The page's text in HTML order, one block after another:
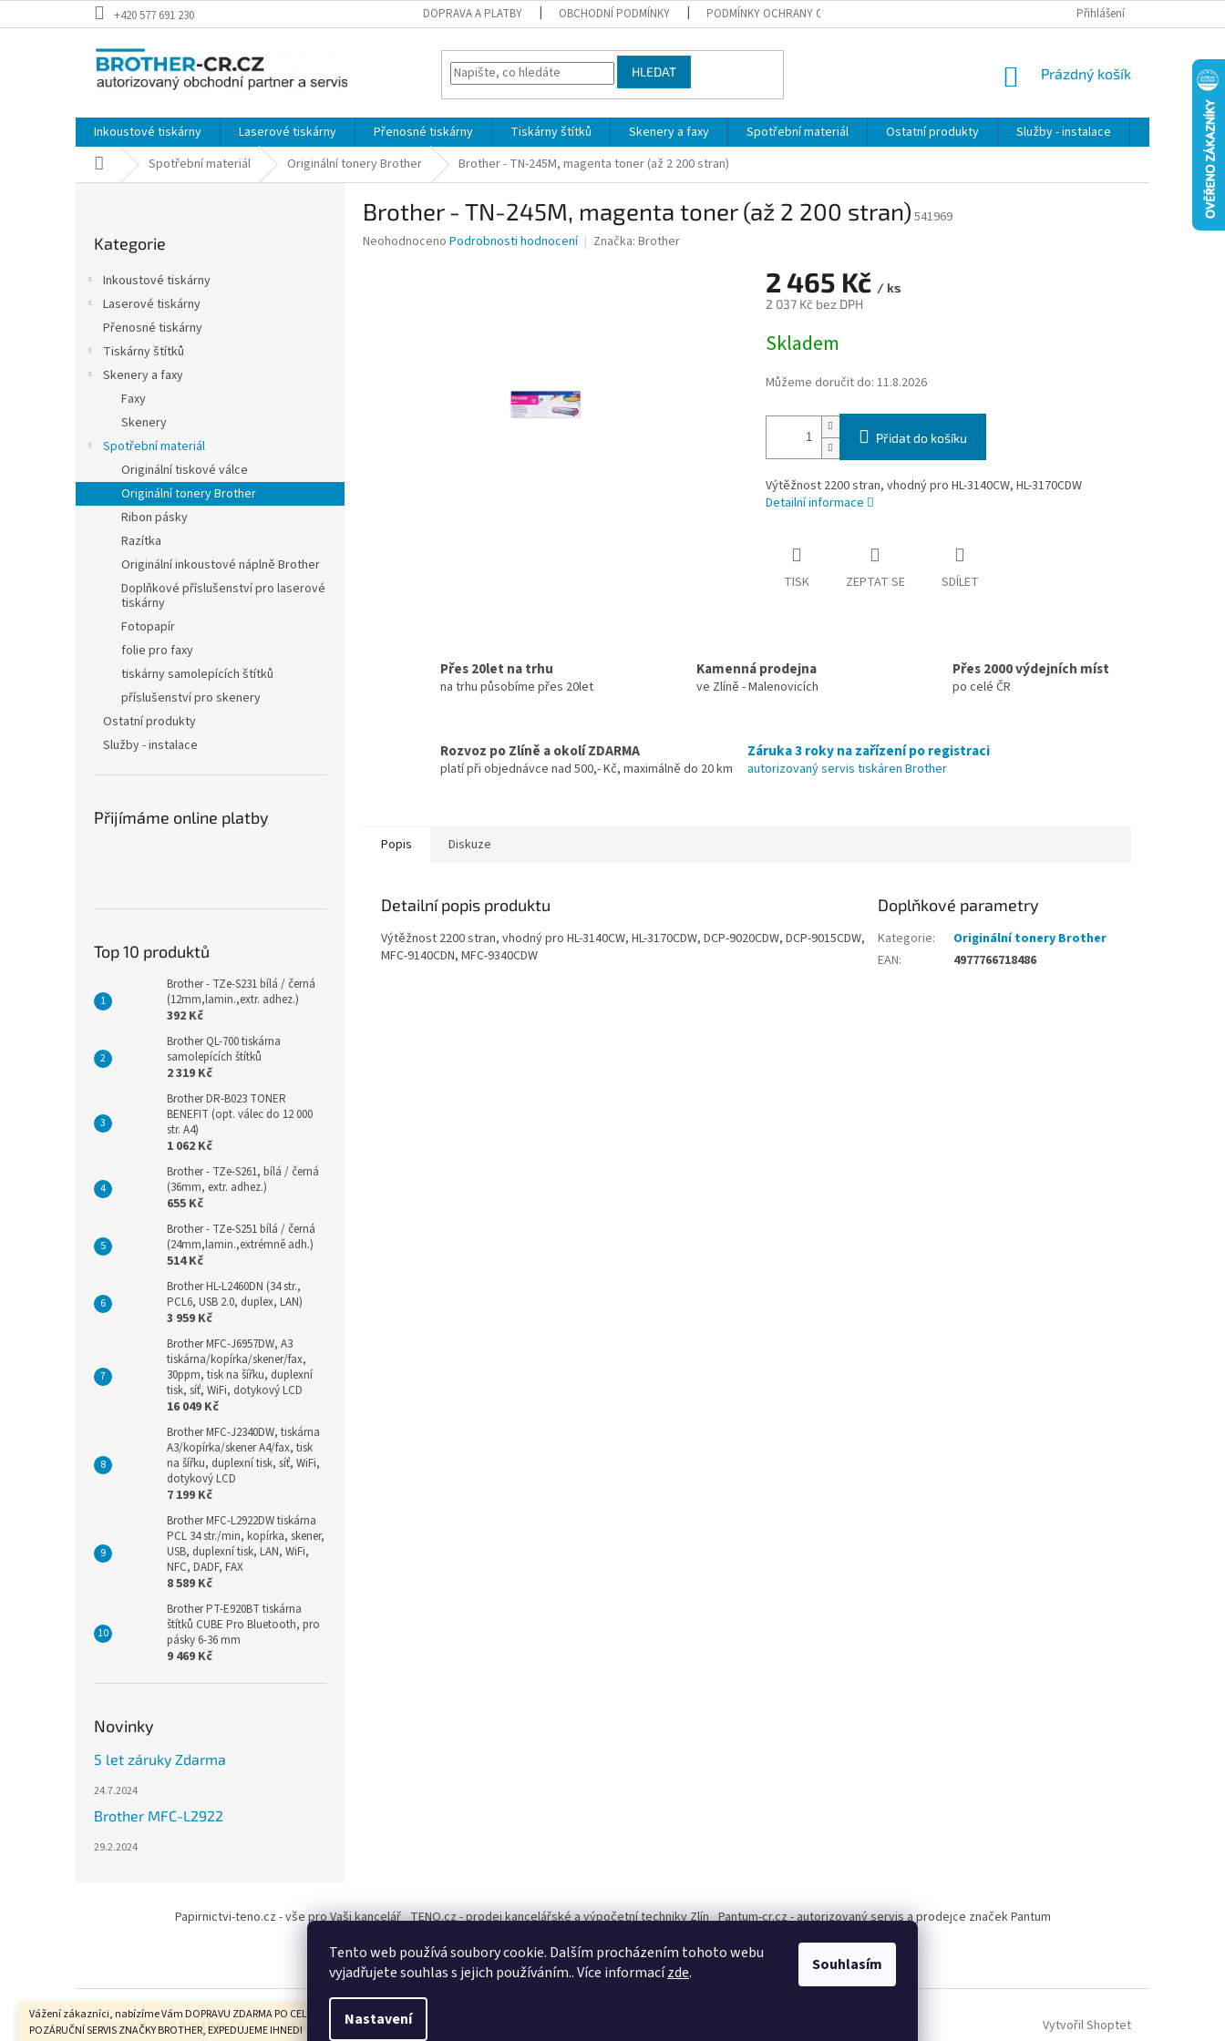
Tento web používá soubory cookie. Dalším procházením tohoto webu
vyjadřujete souhlas s jejich používáním.. Více informacízde.
Nastavení
Souhlasím
na
Vážení zákazníci, nabízíme Vám DOPRAVU ZDARMA PO CELÉ ČR, ZÁRUČNÍ I
POZÁRUČNÍ SERVIS ZNAČKY BROTHER, EXPEDUJEME IHNED!
+420 577 691 230 DOPRAVA A PLATBY OBCHODNÍ PODMÍNKY PODMÍNKY OCHRANY OSOBNÍCH ÚDAJŮ Přihlášení
HLEDAT
NÁKUPNÍ
Prázdný košík
Inkoustové tiskárny Laserové tiskárny Přenosné tiskárny Tiskárny štítků Skenery a faxy Spotřební materiál Ostatní produkty Služby - instalace
Obchodní
Domů Spotřební materiál Originální tonery Brother Brother - TN-245M, magenta toner (až 2 200 stran)
kategorie
Kategorie
Inkoustové tiskárny
Laserové tiskárny
Přenosné tiskárny
Tiskárny štítků
Skenery a faxy
Faxy
Skenery
Spotřební materiál
Originální tiskové válce
Originální tonery Brother
Ribon pásky
Razítka
Originální inkoustové náplně Brother
Doplňkové příslušenství pro laserové
tiskárny
Fotopapír
folie pro faxy
tiskárny samolepících štítků
příslušenství pro skenery
Ostatní produkty
Služby - instalace
Přijímáme online platby
Top 10 produktů
Brother - TZe-S231 bílá / černá
(12mm,lamin.,extr. adhez.)
392 Kč
Brother QL-700 tiskárna
samolepících štítků
2 319 Kč
Brother DR-B023 TONER
BENEFIT (opt. válec do 12 000
str. A4)
1 062 Kč
Brother - TZe-S261, bílá / černá
(36mm, extr. adhez.)
655 Kč
Brother - TZe-S251 bílá / černá
(24mm,lamin.,extrémně adh.)
514 Kč
Brother HL-L2460DN (34 str.,
PCL6, USB 2.0, duplex, LAN)
3 959 Kč
Brother MFC-J6957DW, A3
tiskárna/kopírka/skener/fax,
30ppm, tisk na šířku, duplexní
tisk, síť, WiFi, dotykový LCD
16 049 Kč
Brother MFC-J2340DW, tiskárna
A3/kopírka/skener A4/fax, tisk
na šířku, duplexní tisk, síť, WiFi,
dotykový LCD
7 199 Kč
Brother MFC-L2922DW tiskárna
PCL 34 str./min, kopírka, skener,
USB, duplexní tisk, LAN, WiFi,
NFC, DADF, FAX
8 589 Kč
Brother PT-E920BT tiskárna
štítků CUBE Pro Bluetooth, pro
pásky 6-36 mm
9 469 Kč
Novinky
5 let záruky Zdarma
24.7.2024
Brother MFC-L2922
29.2.2024
Brother - TN-245M, magenta toner (až 2 200 stran) 541969
Průměrné
Neohodnoceno Podrobnosti hodnocení Značka: Brother
2 465 Kč / ks
2 037 Kč bez DPH
cena:
Skladem
Můžeme doručit do: 11.8.2026
Přidat do košíku
Výtěžnost 2200 stran, vhodný pro HL-3140CW, HL-3170CDW
Detailní informace
TISK ZEPTAT SE SDÍLET
Přes 20let na trhu
na trhu působíme přes 20let
Kamenná prodejna
ve Zlíně - Malenovicích
Přes 2000 výdejních míst
po celé ČR
Rozvoz po Zlíně a okolí ZDARMA
platí při objednávce nad 500,- Kč, maximálně do 20 km
Záruka 3 roky na zařízení po registraci
autorizovaný servis tiskáren Brother
Popis Diskuze
Detailní popis produktu
Výtěžnost 2200 stran, vhodný pro HL-3140CW, HL-3170CDW, DCP-9020CDW, DCP-9015CDW,
MFC-9140CDN, MFC-9340CDW
Doplňkové parametry
Kategorie:
Originální tonery Brother
EAN: 4977766718486
Papirnictvi-teno.cz - vše pro Vaši kancelář TENO.cz - prodej kancelářské a výpočetní techniky Zlín Pantum-cr.cz - autorizovaný servis a prodejce značek Pantum
Vytvořil Shoptet
Copyright 2026Brother ČR. Všechna práva vyhrazena.